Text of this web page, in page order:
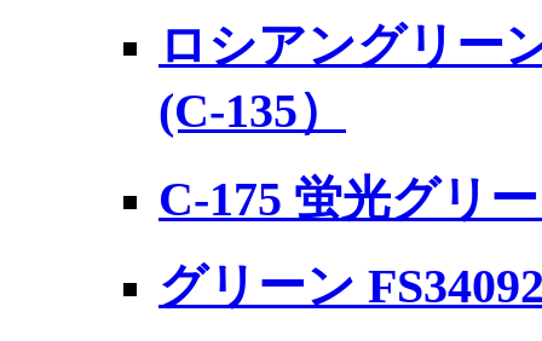
ロシアングリー
(C-135）
C-175 蛍光グリ
グリーン